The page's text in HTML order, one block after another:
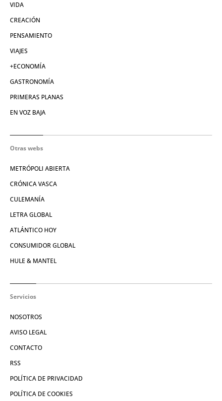
VIDA
CREACIÓN
PENSAMIENTO
VIAJES
+ECONOMÍA
GASTRONOMÍA
PRIMERAS PLANAS
EN VOZ BAJA
Otras webs
METRÓPOLI ABIERTA
CRÓNICA VASCA
CULEMANÍA
LETRA GLOBAL
ATLÁNTICO HOY
CONSUMIDOR GLOBAL
HULE & MANTEL
Servicios
NOSOTROS
AVISO LEGAL
CONTACTO
RSS
POLÍTICA DE PRIVACIDAD
POLÍTICA DE COOKIES